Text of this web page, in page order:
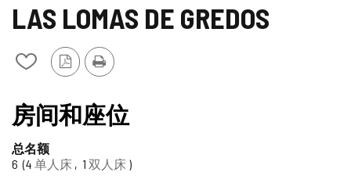
León
LAS LOMAS DE GREDOS
从
笔
记
中
添
PDF
版
打
印
房间和座位
总名额
6 4 单人床 1 双人床